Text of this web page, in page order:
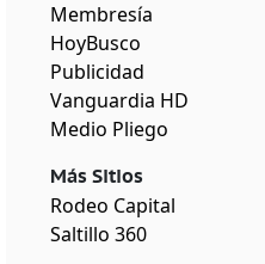
Membresía
HoyBusco
Publicidad
Vanguardia HD
Medio Pliego
Más Sitios
Rodeo Capital
Saltillo 360